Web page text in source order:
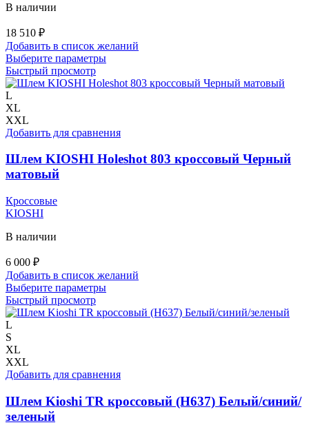
В наличии
18 510 ₽
Добавить в список желаний
Выберите параметрыЭтот
имеет
можно
на
Быстрый просмотр
L
XL
XXL
Добавить для сравнения
Шлем KIOSHI Holeshot 803 кроссовый Черный
матовый
Кроссовые
KIOSHI
В наличии
6 000 ₽
Добавить в список желаний
Выберите параметрыЭтот
имеет
выбрать
странице
товара.
Быстрый просмотр
L
S
XL
XXL
Добавить для сравнения
Шлем Kioshi TR кроссовый (H637) Белый/синий/
зеленый